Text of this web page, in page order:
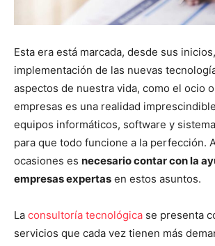
Esta era está marcada, desde sus
implementación de las nuevas
aspectos de nuestra vida, como el ocio
empresas es una realidad
equipos informáticos, software y
para que todo funcione a la perfección.
ocasiones es necesario contar con la
empresas expertas en estos asuntos.
La consultoría tecnológica se presenta
servicios que cada vez tienen más